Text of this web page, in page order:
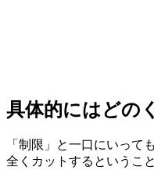
具体的にはどの
「制限」と一口にいって
全くカットするというこ